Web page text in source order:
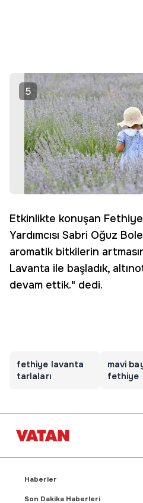
5
Etkinlikte konuşan
Yardımcısı Sabri Oğuz
aromatik bitkilerin
Lavanta ile başladık,
devam ettik." dedi.
fethiye lavanta
tarlaları
mavi
fethiye
Haberler
Son Dakika Haberleri